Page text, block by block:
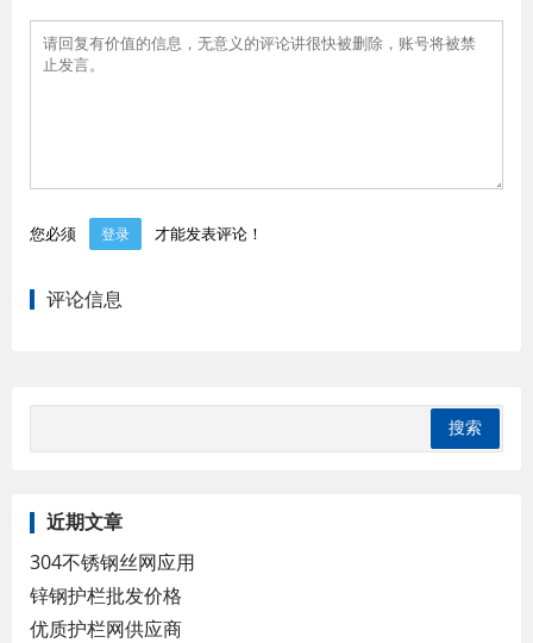
您必须 登录 才能发表评论！
评论信息
近期文章
304不锈钢丝网应用
锌钢护栏批发价格
优质护栏网供应商